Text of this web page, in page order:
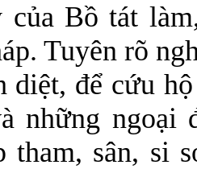
của Bồ tát
Tuyên rõ
diệt, để cứu
những ngoại
tham, sân, si